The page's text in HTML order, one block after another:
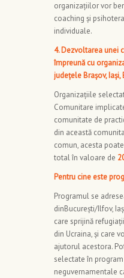
organizațiilor vor
coaching și
individuale.
4. Dezvoltarea unei
împreună cu
județele Brașov,
Organizațiile
Comunitare
comunitate de
din această
comun, acesta
total în valoare de
Pentru cine este
Programul se
dinBucurești/Ilfov,
care sprijină
din Ucraina, și care
ajutorul acestora.
selectate în
neguvernamentale